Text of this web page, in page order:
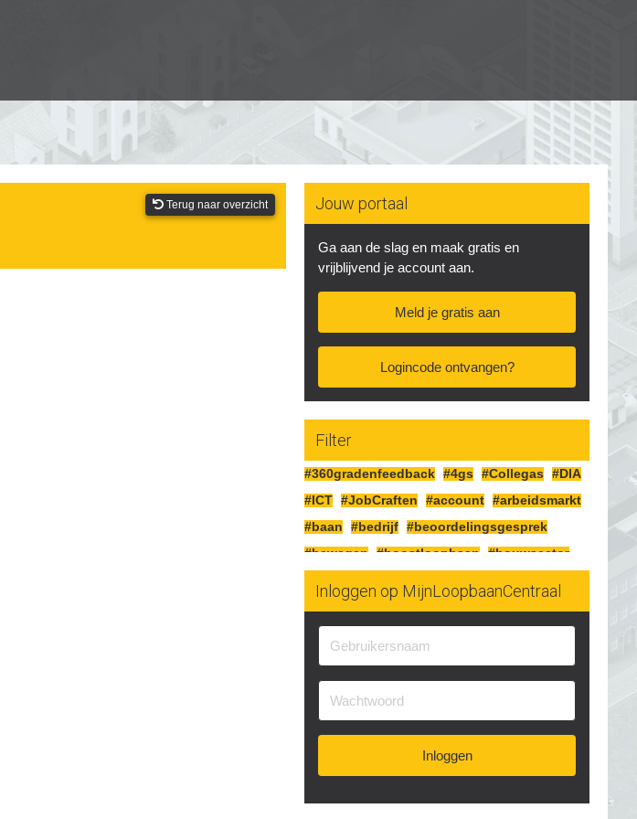
Terug naar overzicht Jouw portaal
Ga aan de slag en maak gratis en
vrijblijvend je account aan.
Meld je gratis aan
Logincode ontvangen?
Filter
#360gradenfeedback #4gs #Collegas
#DIA
#ICT #JobCraften #account #arbeidsmarkt
#baan
#bedrijf #beoordelingsgesprek
#bewegen #boostloopbaan #bouwsector
#detailhandel
#drijfveren
#experimenteren
#feedbackgeven
#gezondheid #gripopgeld #inzetbaarheid
#jobcrafting
Inloggen op MijnLoopbaanCentraal
Inloggen